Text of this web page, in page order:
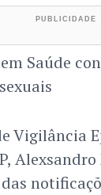
Saúde
Vigilância